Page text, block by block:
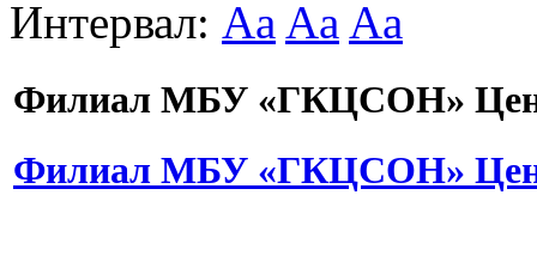
Интервал: Aa Aa Aa
Филиал МБУ «ГКЦСОН»
Филиал МБУ «ГКЦСОН»